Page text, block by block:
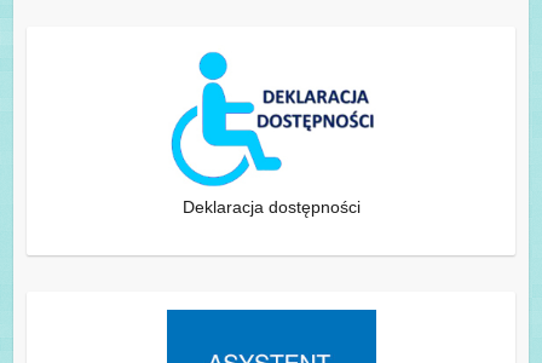
Deklaracja dostępności